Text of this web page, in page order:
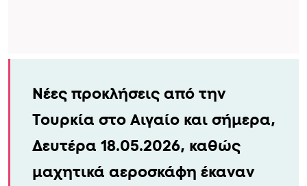
Νέες προκλήσεις από την
Τουρκία στο Αιγαίο και σήμερα,
Δευτέρα 18.05.2026, καθώς
μαχητικά αεροσκάφη έκαναν